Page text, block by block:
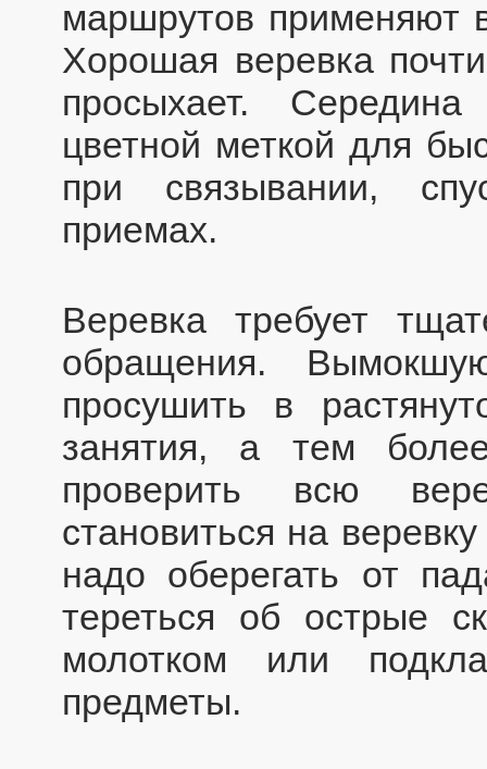
маршрутов применяют
Хорошая веревка
просыхает.
цветной меткой для
при связывании,
приемах.
Веревка требует
обращения.
просушить в
занятия, а тем
проверить всю
становиться на
надо оберегать от
тереться об острые
молотком или
предметы.